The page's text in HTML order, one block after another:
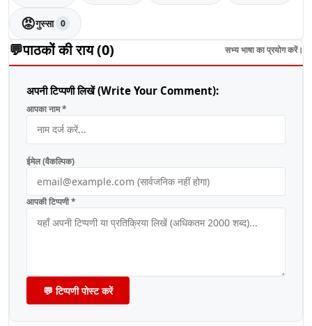
😡गुस्सा 0
💬पाठकों की राय (0) सभ्य भाषा का प्रयोग करें।
अपनी टिप्पणी लिखें (Write Your Comment):
आपका नाम *
ईमेल (वैकल्पिक)
आपकी टिप्पणी *
💬 टिप्पणी पोस्ट करें